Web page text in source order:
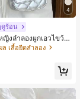
4
ร้อน
ญิงลำลองผูกเอวไขว้
ล เสื้อยืดลำลอง